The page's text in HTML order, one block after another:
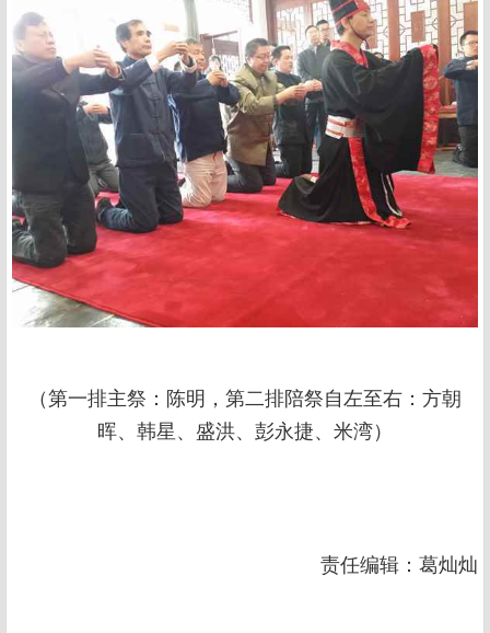
（第一排主祭：陈明，第二排陪祭自左至右：方朝
晖、韩星、盛洪、彭永捷、米湾）
责任编辑：葛灿灿